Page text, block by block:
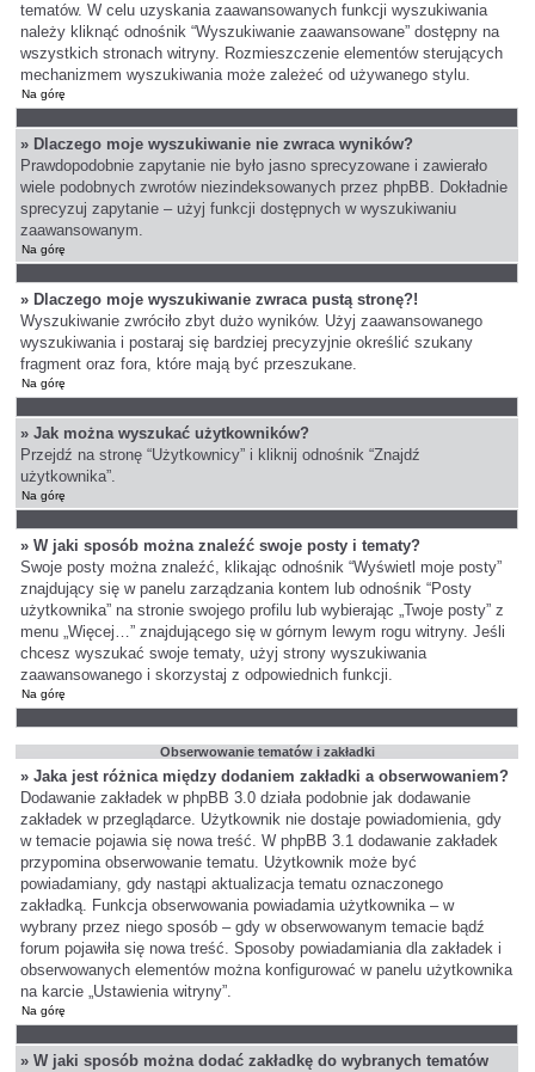
tematów. W celu uzyskania zaawansowanych funkcji wyszukiwania
należy kliknąć odnośnik “Wyszukiwanie zaawansowane” dostępny na
wszystkich stronach witryny. Rozmieszczenie elementów sterujących
mechanizmem wyszukiwania może zależeć od używanego stylu.
Na górę
» Dlaczego moje wyszukiwanie nie zwraca wyników?
Prawdopodobnie zapytanie nie było jasno sprecyzowane i zawierało
wiele podobnych zwrotów niezindeksowanych przez phpBB. Dokładnie
sprecyzuj zapytanie – użyj funkcji dostępnych w wyszukiwaniu
zaawansowanym.
Na górę
» Dlaczego moje wyszukiwanie zwraca pustą stronę?!
Wyszukiwanie zwróciło zbyt dużo wyników. Użyj zaawansowanego
wyszukiwania i postaraj się bardziej precyzyjnie określić szukany
fragment oraz fora, które mają być przeszukane.
Na górę
» Jak można wyszukać użytkowników?
Przejdź na stronę “Użytkownicy” i kliknij odnośnik “Znajdź
użytkownika”.
Na górę
» W jaki sposób można znaleźć swoje posty i tematy?
Swoje posty można znaleźć, klikając odnośnik “Wyświetl moje posty”
znajdujący się w panelu zarządzania kontem lub odnośnik “Posty
użytkownika” na stronie swojego profilu lub wybierając „Twoje posty” z
menu „Więcej…” znajdującego się w górnym lewym rogu witryny. Jeśli
chcesz wyszukać swoje tematy, użyj strony wyszukiwania
zaawansowanego i skorzystaj z odpowiednich funkcji.
Na górę
Obserwowanie tematów i zakładki
» Jaka jest różnica między dodaniem zakładki a obserwowaniem?
Dodawanie zakładek w phpBB 3.0 działa podobnie jak dodawanie
zakładek w przeglądarce. Użytkownik nie dostaje powiadomienia, gdy
w temacie pojawia się nowa treść. W phpBB 3.1 dodawanie zakładek
przypomina obserwowanie tematu. Użytkownik może być
powiadamiany, gdy nastąpi aktualizacja tematu oznaczonego
zakładką. Funkcja obserwowania powiadamia użytkownika – w
wybrany przez niego sposób – gdy w obserwowanym temacie bądź
forum pojawiła się nowa treść. Sposoby powiadamiania dla zakładek i
obserwowanych elementów można konfigurować w panelu użytkownika
na karcie „Ustawienia witryny”.
Na górę
» W jaki sposób można dodać zakładkę do wybranych tematów